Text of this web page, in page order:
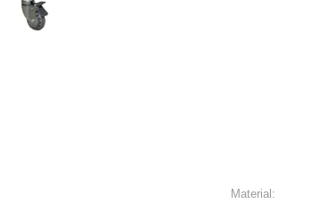
Material: